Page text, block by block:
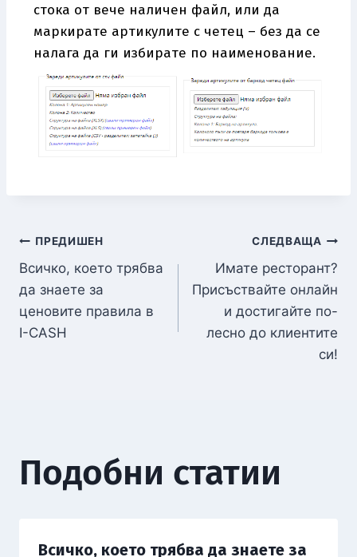
стока от вече наличен файл, или да
маркирате артикулите с четец – без да се
налага да ги избирате по наименование.
ПРЕДИШЕН
Всичко, което трябва
да знаете за
ценовите правила в
I-CASH
СЛЕДВАЩА
Имате ресторант?
Присъствайте онлайн
и достигайте по-
лесно до клиентите
си!
Подобни статии
Всичко, което трябва да знаете за